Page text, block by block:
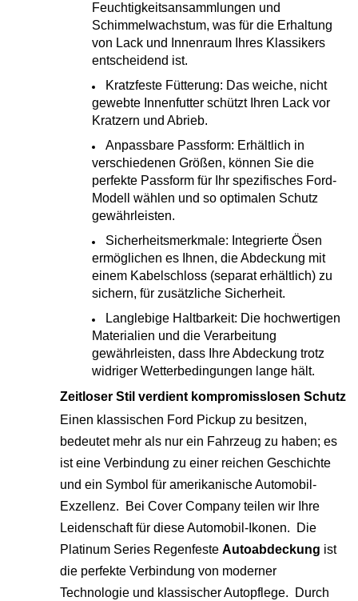
Feuchtigkeitsansammlungen und
Schimmelwachstum, was für die Erhaltung
von Lack und Innenraum Ihres Klassikers
entscheidend ist.
Kratzfeste Fütterung: Das weiche, nicht
gewebte Innenfutter schützt Ihren Lack vor
Kratzern und Abrieb.
Anpassbare Passform: Erhältlich in
verschiedenen Größen, können Sie die
perfekte Passform für Ihr spezifisches Ford-
Modell wählen und so optimalen Schutz
gewährleisten.
Sicherheitsmerkmale: Integrierte Ösen
ermöglichen es Ihnen, die Abdeckung mit
einem Kabelschloss (separat erhältlich) zu
sichern, für zusätzliche Sicherheit.
Langlebige Haltbarkeit: Die hochwertigen
Materialien und die Verarbeitung
gewährleisten, dass Ihre Abdeckung trotz
widriger Wetterbedingungen lange hält.
Zeitloser Stil verdient kompromisslosen Schutz
Einen klassischen Ford Pickup zu besitzen,
bedeutet mehr als nur ein Fahrzeug zu haben; es
ist eine Verbindung zu einer reichen Geschichte
und ein Symbol für amerikanische Automobil-
Exzellenz. Bei Cover Company teilen wir Ihre
Leidenschaft für diese Automobil-Ikonen. Die
Platinum Series Regenfeste Autoabdeckung ist
die perfekte Verbindung von moderner
Technologie und klassischer Autopflege. Durch